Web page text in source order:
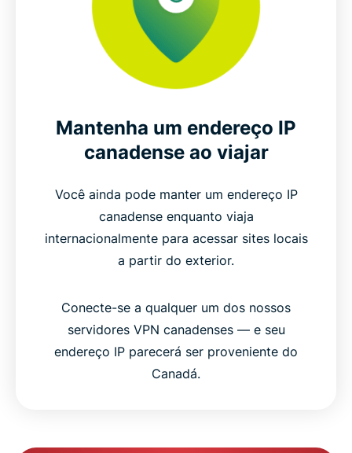
Mantenha um endereço IP
canadense ao viajar
Você ainda pode manter um endereço IP
canadense enquanto viaja
internacionalmente para acessar sites locais
a partir do exterior.
Conecte-se a qualquer um dos nossos
servidores VPN canadenses — e seu
endereço IP parecerá ser proveniente do
Canadá.